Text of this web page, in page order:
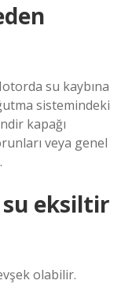
su kaybına
sistemindeki
kapağı
veya genel
su eksiltir
olabilir.